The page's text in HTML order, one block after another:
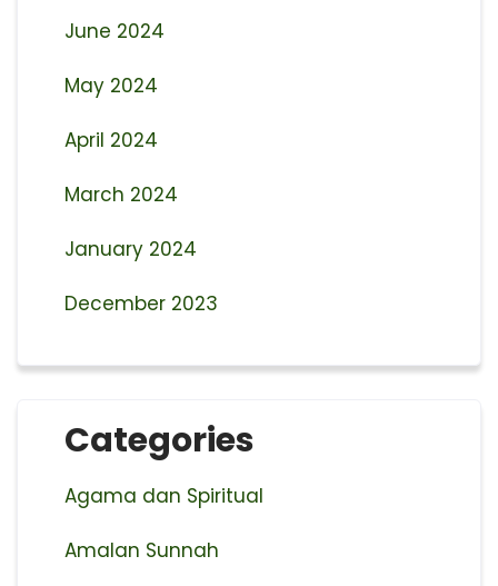
June 2024
May 2024
April 2024
March 2024
January 2024
December 2023
Categories
Agama dan Spiritual
Amalan Sunnah